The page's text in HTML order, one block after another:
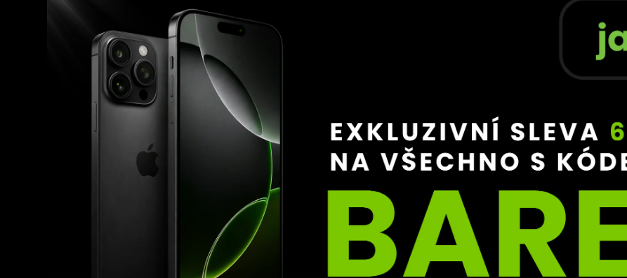
Mikulášek zároveň přiznal, že se se Sivákem dostal i do osobního sporu.
„Já toho kluka měl víceméně rád, ale od té doby, co mi
napsal tu zprávu, je to pro mě obyčejné lidské dno.“
Pirát: veřejná reakce byla zbytečná
Ke slovu se dostal také Pirát, který se pozastavil nad způsobem, jakým Sivák celý
incident prezentoval.
„Dělá ze sebe gangstera, vyhrožuje lidem. Pak dostane
facku a pláče?“